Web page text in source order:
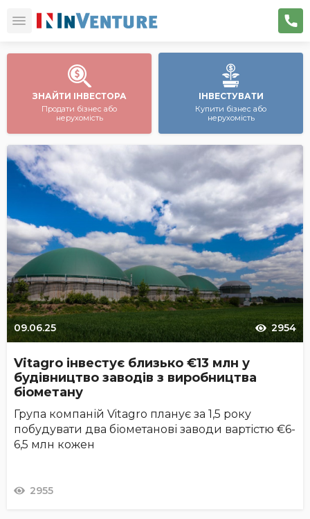
ЗНАЙТИ ІНВЕСТОРА
Продати бізнес або
нерухомість
ІНВЕСТУВАТИ
Купити бізнес або
нерухомість
09.06.25 2954
Vitagro інвестує близько €13 млн у
будівництво заводів з виробництва
біометану
Група компаній Vitagro планує за 1,5 року
побудувати два біометанові заводи вартістю €6-
6,5 млн кожен
2955